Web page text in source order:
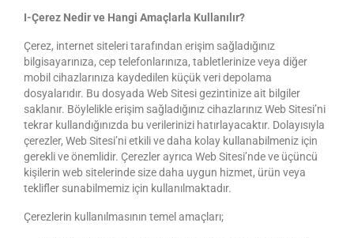
I-Çerez Nedir ve Hangi Amaçlarla Kullanılır?
Çerez, internet siteleri tarafından erişim sağladığınız
bilgisayarınıza, cep telefonlarınıza, tabletlerinize veya diğer
mobil cihazlarınıza kaydedilen küçük veri depolama
dosyalarıdır. Bu dosyada Web Sitesi gezintinize ait bilgiler
saklanır. Böylelikle erişim sağladığınız cihazlarınız Web Sitesi’ni
tekrar kullandığınızda bu verilerinizi hatırlayacaktır. Dolayısıyla
çerezler, Web Sitesi’ni etkili ve daha kolay kullanabilmeniz için
gerekli ve önemlidir. Çerezler ayrıca Web Sitesi’nde ve üçüncü
kişilerin web sitelerinde size daha uygun hizmet, ürün veya
teklifler sunabilmemiz için kullanılmaktadır.
Çerezlerin kullanılmasının temel amaçları;